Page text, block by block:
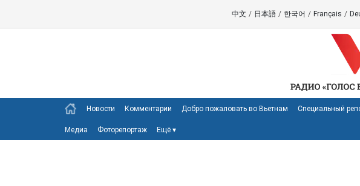
中文 / 日本語 / 한국어 / Français /
Новости Комментарии Добро пожаловать во Вьетнам Специальный
Медиа Фоторепортаж Ещё ▾